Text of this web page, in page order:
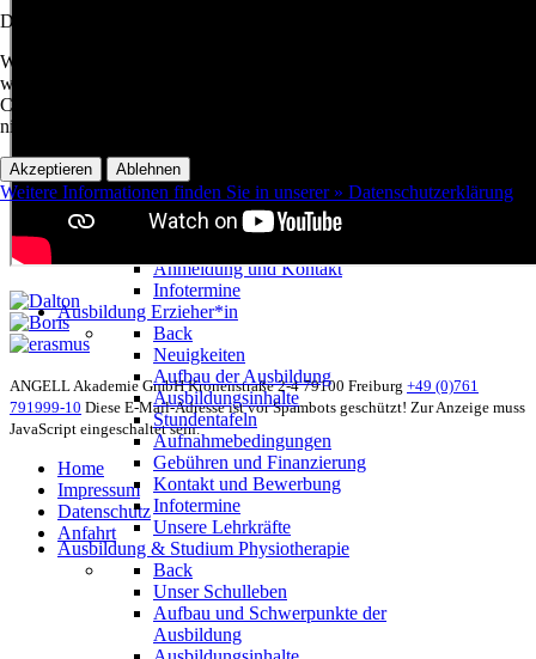
Digitaler Unterricht
Mehr als Unterricht
Lehrerkollegium
SMV
Anmeldung und Kontakt
Infotermine
Ausbildung Erzieher*in
Back
Neuigkeiten
Aufbau der Ausbildung
Ausbildungsinhalte
Stundentafeln
Aufnahmebedingungen
Gebühren und Finanzierung
Kontakt und Bewerbung
Infotermine
Unsere Lehrkräfte
Ausbildung & Studium Physiotherapie
Back
Unser Schulleben
Aufbau und Schwerpunkte der
Ausbildung
ANGELL Akademie GmbH Kronenstraße 2-4 79100 Freiburg +49 (0)761
791999-10 Diese E-Mail-Adresse ist vor Spambots geschützt! Zur Anzeige muss
JavaScript eingeschaltet sein.
Home
Impressum
Datenschutz
Anfahrt
Datenschutzeinstellungen (Cookies)
Wir nutzen Cookies auf unserer Website. Einige sind essenziell und
während andere uns helfen zu verstehen, wie Besucher:innen die
Cookies erfassen alle Informationen anonym. Sie können selbst
nicht.
Akzeptieren Ablehnen
Weitere Informationen finden Sie in unserer » Datenschutzerklärung